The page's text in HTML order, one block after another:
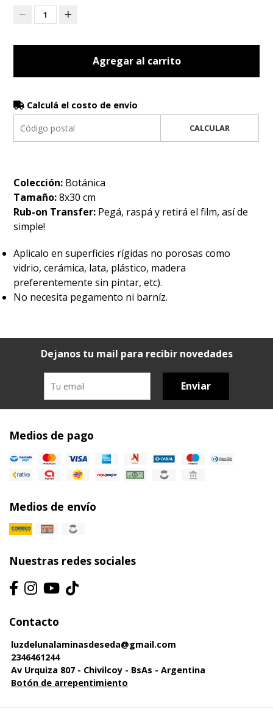
1
Agregar al carrito
Calculá el costo de envío
CALCULAR
Colección: Botánica
Tamaño:8x30 cm
Rub-on Transfer: Pegá, raspá y retirá el film, así de
simple!
Aplicalo en superficies rígidas no porosas como
vidrio, cerámica, lata, plástico, madera
preferentemente sin pintar, etc).
No necesita pegamento ni barníz.
Dejanos tu mail para recibir novedades
Enviar
Medios de pago
Medios de envío
Nuestras redes sociales
Contacto
luzdelunalaminasdeseda@gmail.com
2346461244
Av Urquiza 807 - Chivilcoy - BsAs - Argentina
Botón de arrepentimiento